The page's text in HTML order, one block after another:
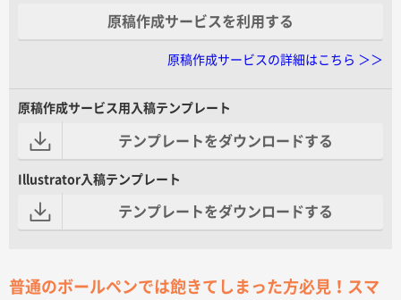
原稿作成サービスを利用する
原稿作成サービスの詳細はこちら ＞＞
原稿作成サービス用入稿テンプレート
テンプレートをダウンロードする
Illustrator入稿テンプレート
テンプレートをダウンロードする
普通のボールペンでは飽きてしまった方必見！スマ